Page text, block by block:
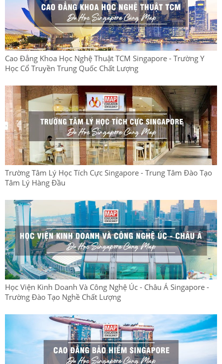
Cao Đẳng Khoa Học Nghệ Thuật TCM Singapore - Trường Y
Học Cổ Truyền Trung Quốc Chất Lượng
Trường Tâm Lý Học Tích Cực Singapore - Trung Tâm Đào Tạo
Tâm Lý Hàng Đầu
Học Viện Kinh Doanh Và Công Nghệ Úc - Châu Á Singapore -
Trường Đào Tạo Nghề Chất Lượng